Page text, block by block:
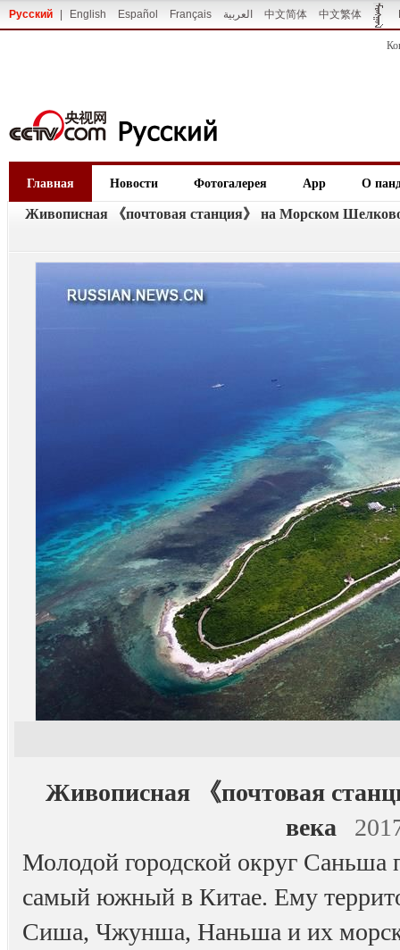
Русский English Español Français العربية 中文简体 中文繁体
Главная Новости Фотогалерея App О
Живописная 《почтовая станция》 на Морском
Живописная 《почтовая
века
Молодой городской округ
самый южный в Китае. Ему
Сиша, Чжунша, Наньша и их